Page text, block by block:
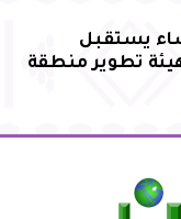
يستقبل
تطوير منطقة